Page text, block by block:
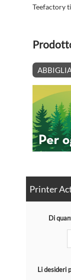
Teefactory
Printer
Di
Li desideri